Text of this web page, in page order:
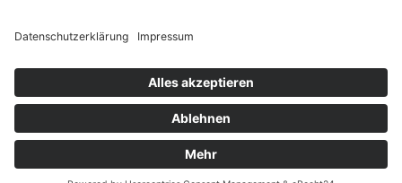
Erläuterung für Patient:innen/Angehörige
Übersicht iSedPall
Übertherapie am Lebensende
Übertherapie am Lebensende: Handlungsempfehlungen für
Notfallmedizin, Intensivmedizin und Onkologie
Fachgespräch zu politischen Handlungsoptionen I DGP
fordert Palliativdienste & fachliche Expertise in der